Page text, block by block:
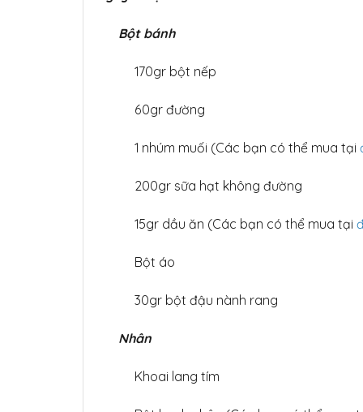
Bột bánh
170gr bột nếp
60gr đường
1 nhúm muối (Các bạn có thể mua tại
200gr sữa hạt không đường
15gr dầu ăn (Các bạn có thể mua tại
Bột áo
30gr bột đậu nành rang
Nhân
Khoai lang tím